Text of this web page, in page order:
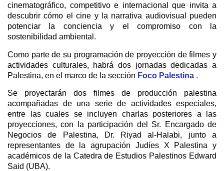
cinematográfico, competitivo e internacional que invita a
descubrir cómo el cine y la narrativa audiovisual pueden
potenciar la conciencia y el compromiso con la
sostenibilidad ambiental.
Como parte de su programación de proyección de filmes y
actividades culturales, habrá dos jornadas dedicadas a
Palestina, en el marco de la sección Foco Palestina .
Se proyectarán dos filmes de producción palestina
acompañadas de una serie de actividades especiales,
entre las cuales se incluyen charlas posteriores a las
proyecciones, con la participación del Sr. Encargado de
Negocios de Palestina, Dr. Riyad al-Halabi, junto a
representantes de la agrupación Judíes X Palestina y
académicos de la Catedra de Estudios Palestinos Edward
Said (UBA).